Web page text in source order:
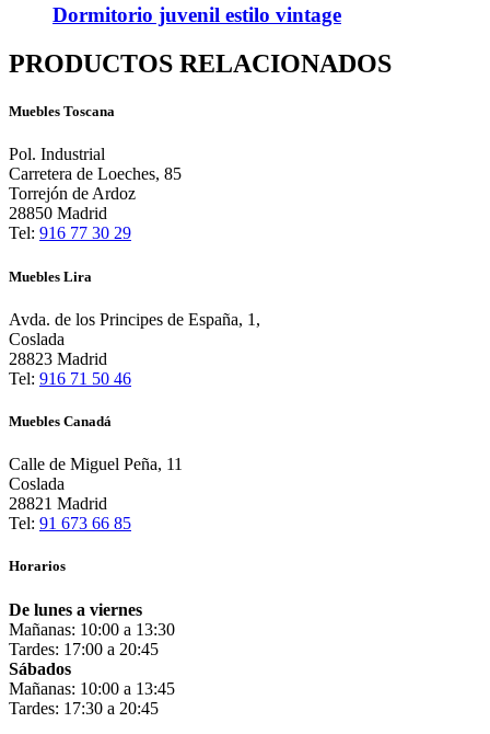
Dormitorio juvenil estilo vintage
PRODUCTOS RELACIONADOS
Muebles Toscana
Pol. Industrial
Carretera de Loeches, 85
Torrejón de Ardoz
28850 Madrid
Tel: 916 77 30 29
Muebles Lira
Avda. de los Principes de España, 1,
Coslada
28823 Madrid
Tel: 916 71 50 46
Muebles Canadá
Calle de Miguel Peña, 11
Coslada
28821 Madrid
Tel: 91 673 66 85
Horarios
De lunes a viernes
Mañanas: 10:00 a 13:30
Tardes: 17:00 a 20:45
Sábados
Mañanas: 10:00 a 13:45
Tardes: 17:30 a 20:45